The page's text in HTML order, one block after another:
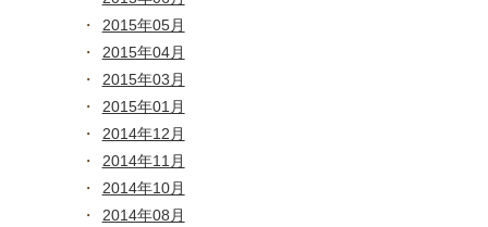
2015年05月
2015年04月
2015年03月
2015年01月
2014年12月
2014年11月
2014年10月
2014年08月